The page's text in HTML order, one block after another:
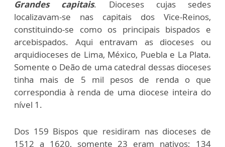
Grandes capitais. Dioceses cujas sedes
localizavam-se nas capitais dos Vice-Reinos,
constituindo-se como os principais bispados e
arcebispados. Aqui entravam as dioceses ou
arquidioceses de Lima, México, Puebla e La Plata.
Somente o Deão de uma catedral dessas dioceses
tinha mais de 5 mil pesos de renda o que
correspondia à renda de uma diocese inteira do
nível 1.
Dos 159 Bispos que residiram nas dioceses de
1512 a 1620, somente 23 eram nativos; 134